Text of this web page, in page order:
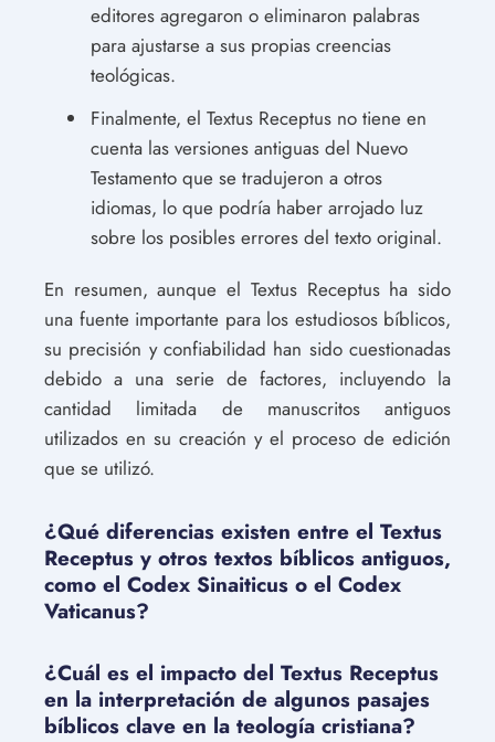
editores agregaron o eliminaron palabras
para ajustarse a sus propias creencias
teológicas.
Finalmente, el Textus Receptus no tiene en
cuenta las versiones antiguas del Nuevo
Testamento que se tradujeron a otros
idiomas, lo que podría haber arrojado luz
sobre los posibles errores del texto original.
En resumen, aunque el Textus Receptus ha sido
una fuente importante para los estudiosos bíblicos,
su precisión y confiabilidad han sido cuestionadas
debido a una serie de factores, incluyendo la
cantidad limitada de manuscritos antiguos
utilizados en su creación y el proceso de edición
que se utilizó.
¿Qué diferencias existen entre el Textus
Receptus y otros textos bíblicos antiguos,
como el Codex Sinaiticus o el Codex
Vaticanus?
¿Cuál es el impacto del Textus Receptus
en la interpretación de algunos pasajes
bíblicos clave en la teología cristiana?